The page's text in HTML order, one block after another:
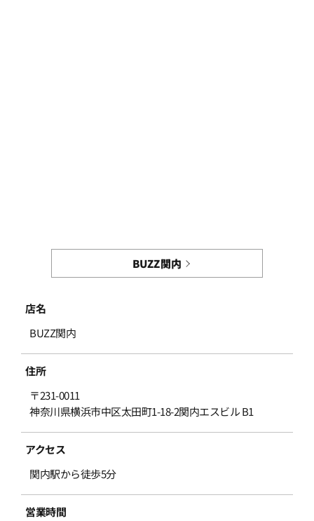
BUZZ関内
店名
BUZZ関内
住所
〒231-0011
神奈川県横浜市中区太田町1-18-2関内エスビル B1
アクセス
関内駅から徒歩5分
営業時間